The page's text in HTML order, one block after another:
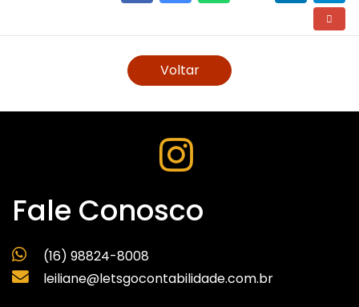
Voltar
Fale Conosco
(16) 98824-8008
leiliane@letsgocontabilidade.com.br